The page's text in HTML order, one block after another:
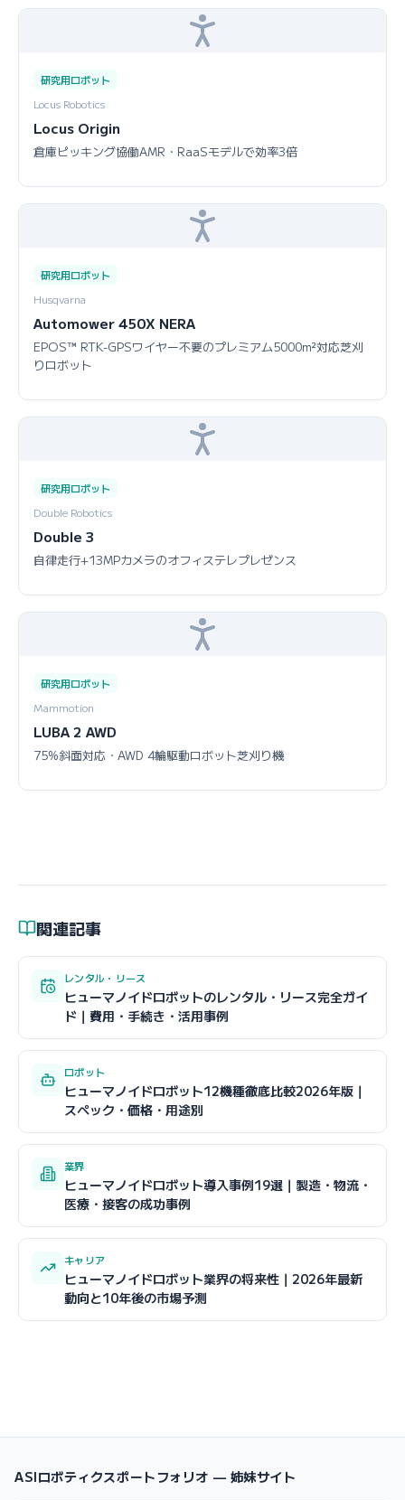
研究用ロボット
Locus Robotics
Locus Origin
倉庫ピッキング協働AMR・RaaSモデルで効率3倍
研究用ロボット
Husqvarna
Automower 450X NERA
EPOS™ RTK-GPSワイヤー不要のプレミアム5000m²対応芝刈
りロボット
研究用ロボット
Double Robotics
Double 3
自律走行+13MPカメラのオフィステレプレゼンス
研究用ロボット
Mammotion
LUBA 2 AWD
75%斜面対応・AWD 4輪駆動ロボット芝刈り機
関連記事
レンタル・リース
ヒューマノイドロボットのレンタル・リース完全ガイ
ド｜費用・手続き・活用事例
ロボット
ヒューマノイドロボット12機種徹底比較2026年版｜
スペック・価格・用途別
業界
ヒューマノイドロボット導入事例19選｜製造・物流・
医療・接客の成功事例
キャリア
ヒューマノイドロボット業界の将来性｜2026年最新
動向と10年後の市場予測
ASIロボティクスポートフォリオ — 姉妹サイト